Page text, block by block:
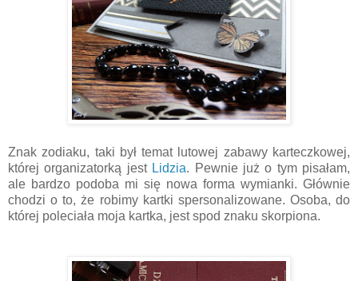
Znak zodiaku, taki był temat lutowej zabawy karteczkowej,
której organizatorką jest Lidzia. Pewnie już o tym pisałam,
ale bardzo podoba mi się nowa forma wymianki. Głównie
chodzi o to, że robimy kartki spersonalizowane. Osoba, do
której poleciała moja kartka, jest spod znaku skorpiona.